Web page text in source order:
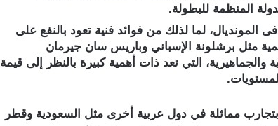
المنظمة للبطولة.
لما لذلك من فوائد فنية تعود بالنفع على
مثل برشلونة الإسباني وباريس سان جيرمان
والجماهيرية، التي تعد ذات أهمية كبيرة بالنظر إلى قيمة
مماثلة في دول عربية أخرى مثل السعودية وقطر